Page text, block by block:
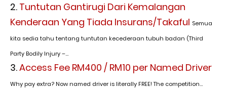
Tuntutan Gantirugi Dari Kemalangan
Kenderaan Yang Tiada Insurans/Takaful Semua
kita sedia tahu tentang tuntutan kecederaan tubuh badan (Third
Party Bodily Injury –...
Access Fee RM400 / RM10 per Named Driver
Why pay extra? Now named driver is literally FREE! The competition...